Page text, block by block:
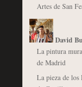
Artes de San
David
La pintura
de Madrid
La pieza de